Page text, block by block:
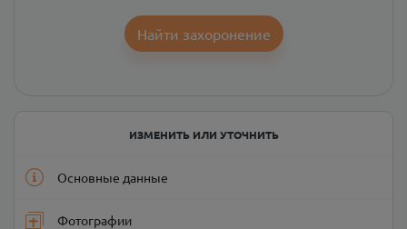
Найти захоронение
ИЗМЕНИТЬ ИЛИ УТОЧНИТЬ
Основные данные
Фотографии